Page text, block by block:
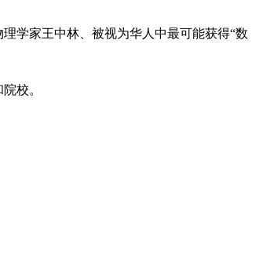
学家王中林、被视为华人中最可能获得“数
校。